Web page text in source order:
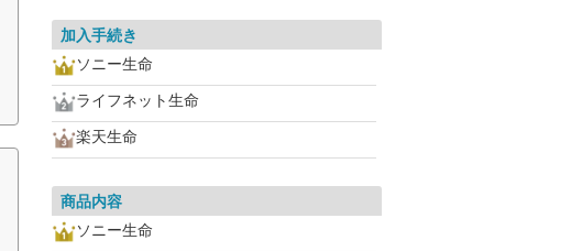
加入手続き
ソニー生命
ライフネット生命
楽天生命
商品内容
ソニー生命